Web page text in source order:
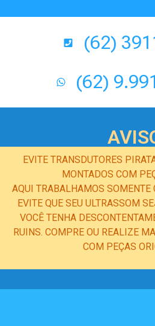
(62)
(62)
EVITE TRANSDUTORES
MONTADOS COM
AQUI TRABALHAMOS SOMENTE
EVITE QUE SEU ULTRASSOM
VOCÊ TENHA
RUINS. COMPRE OU REALIZE
COM PEÇAS